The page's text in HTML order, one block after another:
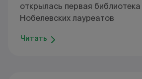
открылась первая
Нобелевских лауреатов
Читать